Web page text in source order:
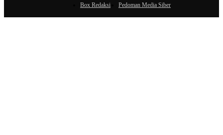
Box Redaksi Pedoman Media Siber